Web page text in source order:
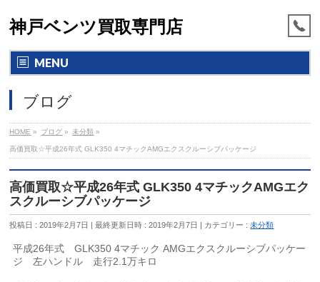
神戸ベンツ買取専門店
MENU
ブログ
HOME » ブログ » 未分類 »
高価買取☆平成26年式 GLK350 4マチックAMGエクスクルーシブパッケージ
高価買取☆平成26年式 GLK350 4マチックAMGエク
スクルーシブパッケージ
投稿日 : 2019年2月7日 最終更新日時 : 2019年2月7日 カテゴリー :未分類
平成26年式 GLK350 4マチック AMGエクスクルーシブパッケー
ジ 左ハンドル 走行2.1万キロ